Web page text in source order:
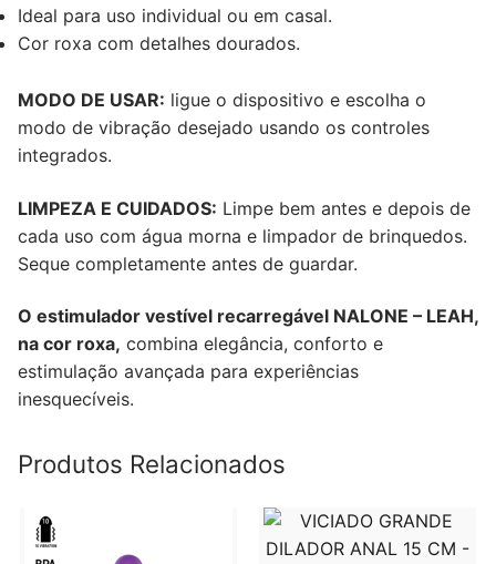
Ideal para uso individual ou em casal.
Cor roxa com detalhes dourados.
MODO DE USAR: ligue o dispositivo e escolha o
modo de vibração desejado usando os controles
integrados.
LIMPEZA E CUIDADOS: Limpe bem antes e depois de
cada uso com água morna e limpador de brinquedos.
Seque completamente antes de guardar.
O estimulador vestível recarregável NALONE – LEAH,
na cor roxa, combina elegância, conforto e
estimulação avançada para experiências
inesquecíveis.
Produtos Relacionados